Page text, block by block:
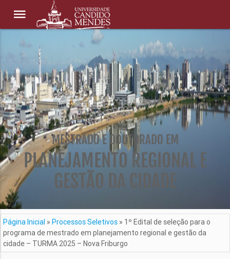
MESTRADO E DOUTORADO EM
PLANEJAMENTO REGIONAL E
GESTÃO DA CIDADE
Página Inicial » Processos Seletivos » 1º Edital de seleção para o
programa de mestrado em planejamento regional e gestão da
cidade – TURMA 2025 – Nova Friburgo